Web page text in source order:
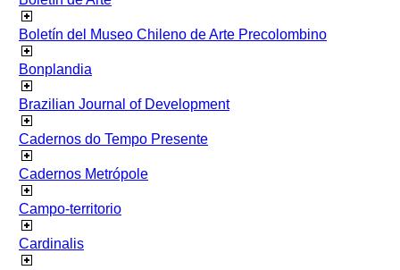
Boletín del Museo Chileno de Arte Precolombino
Bonplandia
Brazilian Journal of Development
Cadernos do Tempo Presente
Cadernos Metrópole
Campo-territorio
Cardinalis